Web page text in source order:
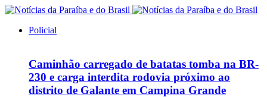
Policial
Caminhão carregado de batatas tomba na BR-
230 e carga interdita rodovia próximo ao
distrito de Galante em Campina Grande